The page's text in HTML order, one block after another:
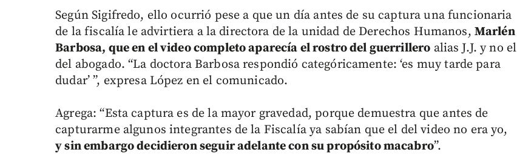
Según Sigifredo, ello ocurrió pese a que un día antes de su captura una funcionaria
de la fiscalía le advirtiera a la directora de la unidad de Derechos Humanos, Marlén
Barbosa, que en el video completo aparecía el rostro del guerrillero alias J.J. y no el
del abogado. “La doctora Barbosa respondió categóricamente: ‘es muy tarde para
dudar’ ”, expresa López en el comunicado.
Agrega: “Esta captura es de la mayor gravedad, porque demuestra que antes de
capturarme algunos integrantes de la Fiscalía ya sabían que el del video no era yo,
y sin embargo decidieron seguir adelante con su propósito macabro”.